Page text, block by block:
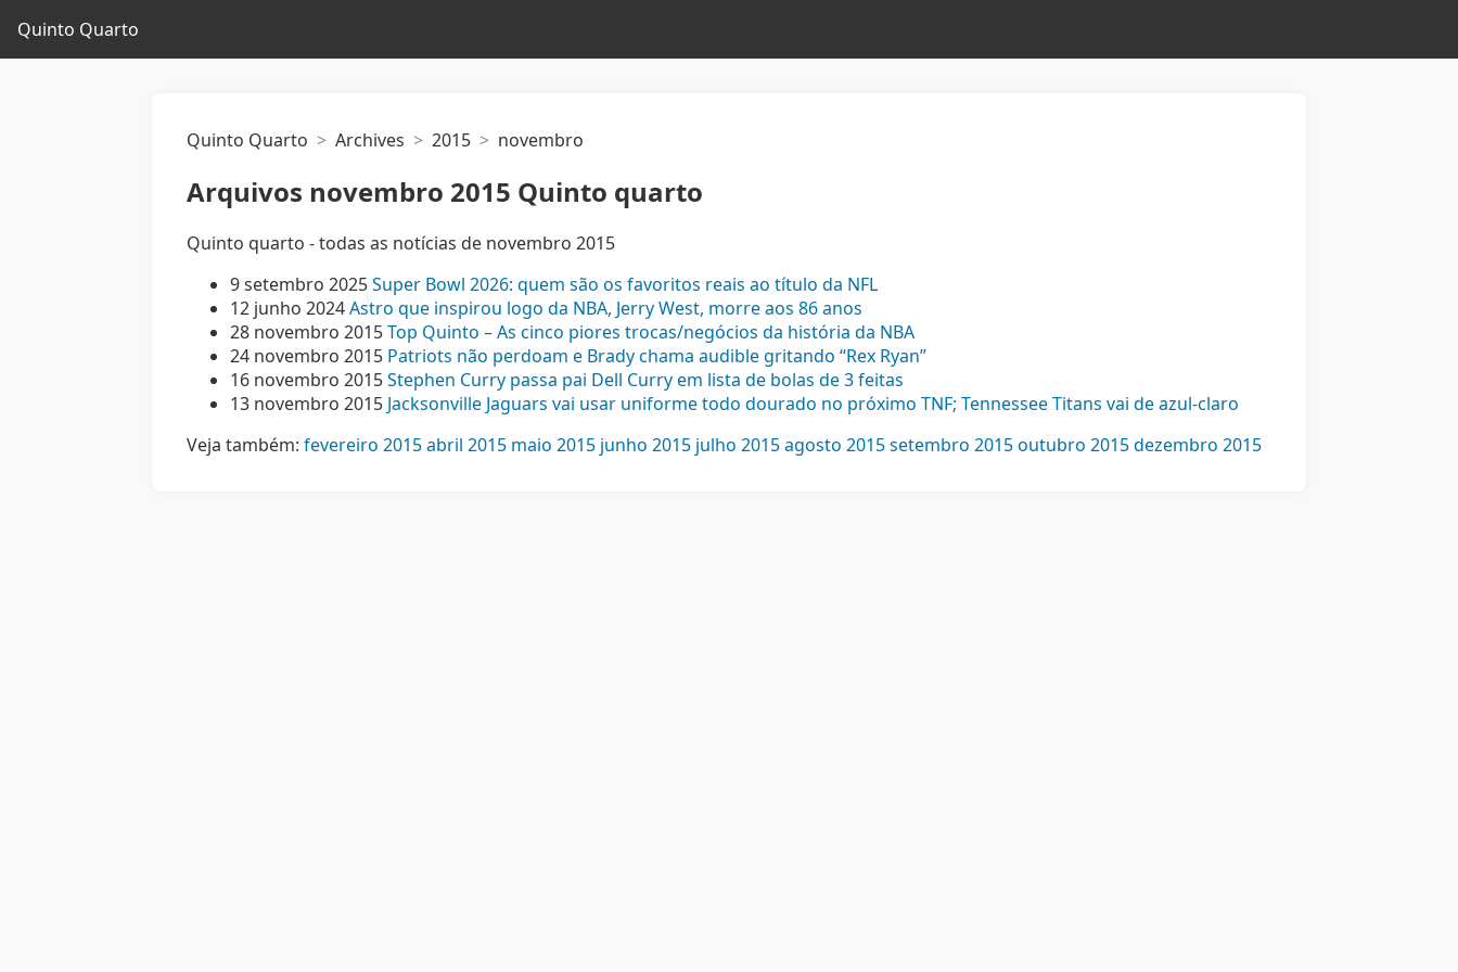
Quinto Quarto
Quinto Quarto Archives 2015 novembro
Arquivos novembro 2015 Quinto quarto
Quinto quarto - todas as notícias de novembro 2015
9 setembro 2025Super Bowl 2026: quem são os favoritos reais ao título da NFL
12 junho 2024Astro que inspirou logo da NBA, Jerry West, morre aos 86 anos
28 novembro 2015Top Quinto – As cinco piores trocas/negócios da história da NBA
24 novembro 2015 Patriots não perdoam e Brady chama audible gritando “Rex Ryan”
16 novembro 2015Stephen Curry passa pai Dell Curry em lista de bolas de 3 feitas
13 novembro 2015 Jacksonville Jaguars vai usar uniforme todo dourado no próximo TNF; Tennessee Titans vai de azul-claro
Veja também: fevereiro 2015abril 2015 maio 2015 junho 2015 julho 2015agosto 2015setembro 2015outubro 2015dezembro 2015